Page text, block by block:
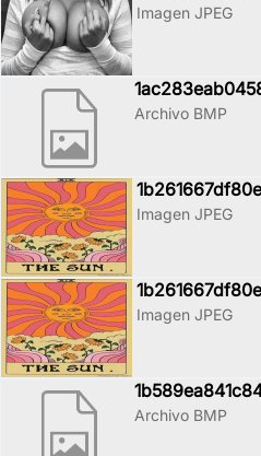
Imagen JPEG
Archivo BMP
Imagen JPEG
Imagen JPEG
Archivo BMP